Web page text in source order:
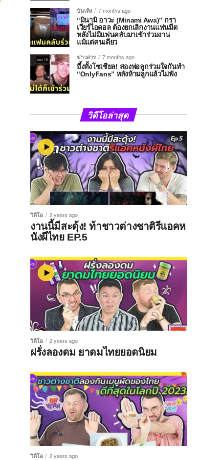
บันเทิง
7 months ago
“มินามิ อาวะ (Minami Awa)” กรา
เวียร์ไอดอล ต้องยกเลิกงานแฟนมีต
หลังไม่มีแฟนคลับมาเข้าร่วมงาน
แม้แต่คนเดียว
ข่าวสาร
7 months ago
อึ้งทั้งโซเชียล! สองพ่อลูกร่วมใจกันทำ
“OnlyFans” หลังห้ามลูกแล้วไม่ฟัง
วิดีโอล่าสุด
วิดีโอ 2 years ago
งานนี้มีสะดุ้ง! ท้าชาวต่างชาติรีแอคห
นังผีไทย EP.5
วิดีโอ 2 years ago
ฝรั่งลองดม ยาดมไทยยอดนิยม
วิดีโอ 2 years ago